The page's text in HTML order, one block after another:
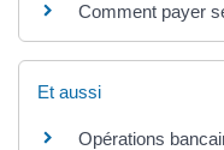
Comment payer
Et aussi
Opérations